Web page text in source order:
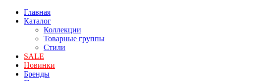
Главная
Каталог
Коллекции
Товарные группы
Стили
SALE
Новинки
Бренды